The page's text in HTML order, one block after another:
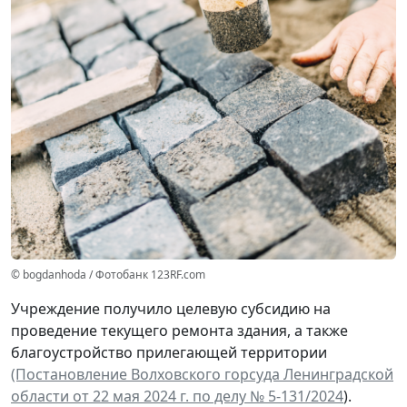
© bogdanhoda / Фотобанк 123RF.com
Учреждение получило целевую субсидию на
проведение текущего ремонта здания, а также
благоустройство прилегающей территории
(Постановление Волховского горсуда Ленинградской
области от 22 мая 2024 г. по делу № 5-131/2024).